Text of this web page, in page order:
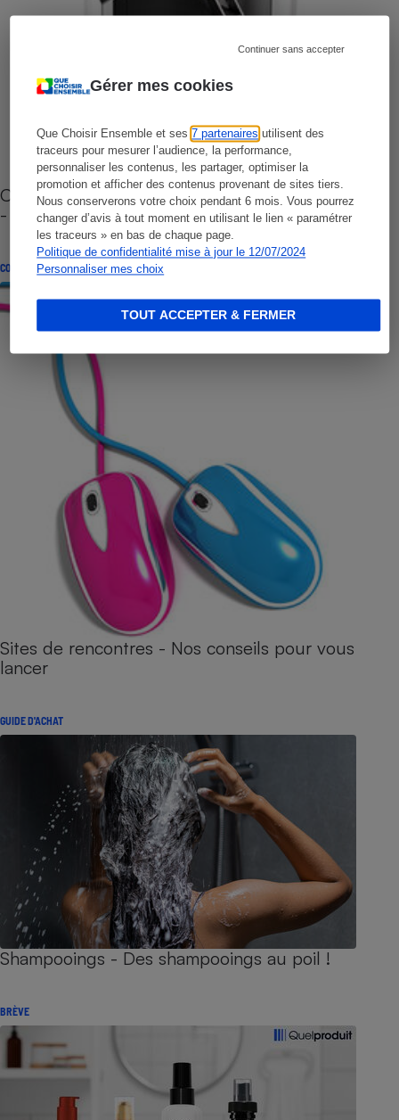
Gérer mes cookies
Que Choisir Ensemble et ses7 partenaires utilisent des
traceurs pour mesurer l’audience, la performance,
personnaliser les contenus, les partager, optimiser la
promotion et afficher des contenus provenant de sites tiers.
Nous conserverons votre choix pendant 6 mois. Vous pourrez
changer d’avis à tout moment en utilisant le lien « paramétrer
les traceurs » en bas de chaque page.
Politique de confidentialité mise à jour le 12/07/2024
Personnaliser mes choix
Continuer sans accepter
TOUT ACCEPTER & FERMER
Cafetière à capsules zéro déchet CoffeeB (vidéo)
- Premières impressions
CONSEILS
Sites de rencontres - Nos conseils pour vous
lancer
GUIDE D'ACHAT
Shampooings - Des shampooings au poil !
BRÈVE